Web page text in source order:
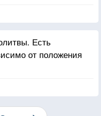
Есть
от положения